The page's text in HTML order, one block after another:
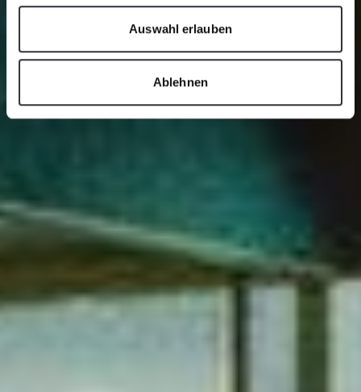
Auswahl erlauben
Ablehnen